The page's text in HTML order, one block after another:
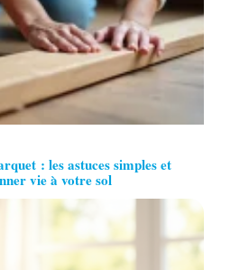
: les astuces simples et
vie à votre sol